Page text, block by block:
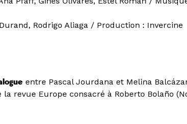
Rodrigo Aliaga / Production : Invercine
entre Pascal Jourdana et Melina
revue Europe consacré à Roberto Bolaño